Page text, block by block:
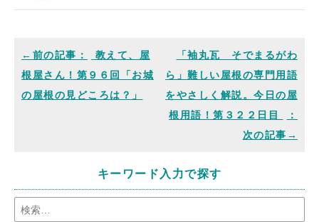
教えて、屋
根屋さん！第９６回「お城
の屋根の見どころは？」
「袖丸瓦 そでまるがわ
ら」難しい屋根の専門用語
をやさしく解説。今日の屋
根用語！第３２２日目
キーワード入力で探す